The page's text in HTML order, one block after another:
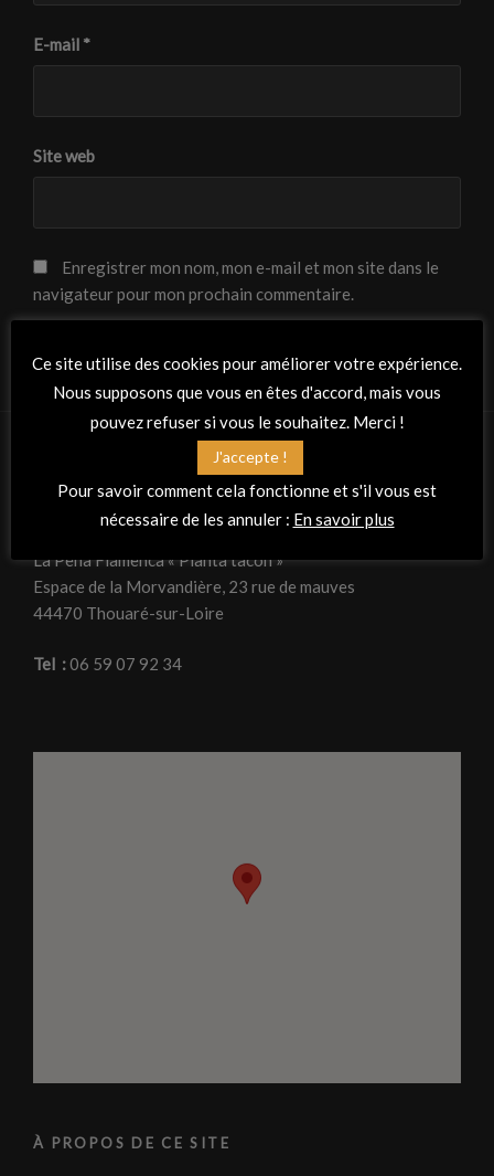
E-mail *
Site web
Enregistrer mon nom, mon e-mail et mon site dans le
navigateur pour mon prochain commentaire.
RETROUVEZ-NOUS
La Peña Flamenca « Planta tacón »
Espace de la Morvandière, 23 rue de mauves
44470 Thouaré-sur-Loire
Tel :06 59 07 92 34
À PROPOS DE CE SITE
Ce site utilise des cookies pour améliorer votre expérience.
Nous supposons que vous en êtes d'accord, mais vous
pouvez refuser si vous le souhaitez. Merci !
J'accepte !
Pour savoir comment cela fonctionne et s'il vous est
nécessaire de les annuler : En savoir plus